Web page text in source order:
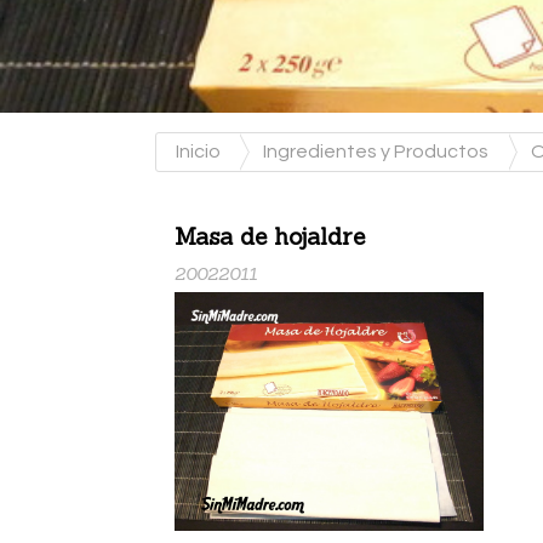
Inicio Ingredientes y Productos
Masa de hojaldre
20022011